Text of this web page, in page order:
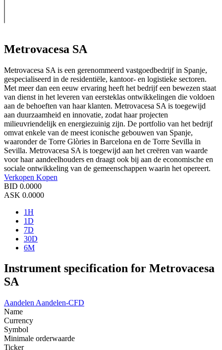
Metrovacesa SA
Metrovacesa SA is een gerenommeerd vastgoedbedrijf in Spanje,
gespecialiseerd in de residentiële, kantoor- en logistieke sectoren.
Met meer dan een eeuw ervaring heeft het bedrijf een bewezen staat
van dienst in het leveren van eersteklas ontwikkelingen die voldoen
aan de behoeften van haar klanten. Metrovacesa SA is toegewijd
aan duurzaamheid en innovatie, zodat haar projecten
milieuvriendelijk en energiezuinig zijn. De portfolio van het bedrijf
omvat enkele van de meest iconische gebouwen van Spanje,
waaronder de Torre Glòries in Barcelona en de Torre Sevilla in
Sevilla. Metrovacesa SA is toegewijd aan het creëren van waarde
voor haar aandeelhouders en draagt ook bij aan de economische en
sociale ontwikkeling van de gemeenschappen waarin het opereert.
Verkopen Kopen
BID 0.0000
ASK 0.0000
1H
1D
7D
30D
6M
Instrument specification for Metrovacesa
SA
Aandelen Aandelen-CFD
Name
Currency
Symbol
Minimale orderwaarde
Ticker